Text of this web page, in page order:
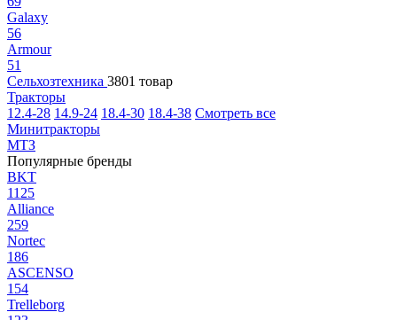
Galaxy
56
Armour
51
Сельхозтехника 3801 товар
Тракторы
12.4-28 14.9-24 18.4-30 18.4-38 Смотреть все
Минитракторы
МТЗ
Популярные бренды
BKT
1125
Alliance
259
Nortec
186
ASCENSO
154
Trelleborg